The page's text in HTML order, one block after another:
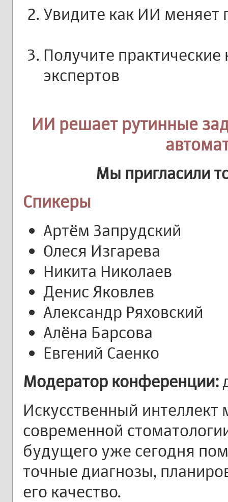
Увидите как ИИ меняет
Получите
экспертов
ИИ решает рутинные
Мы пригласили
Спикеры
Артём Запрудский
Олеся Изгарева
Никита Николаев
Денис Яковлев
Александр Ряховский
Алёна Барсова
Евгений Саенко
Модератор конференции:
Искусственный
современной
будущего уже сегодня
точные диагнозы,
его качество.